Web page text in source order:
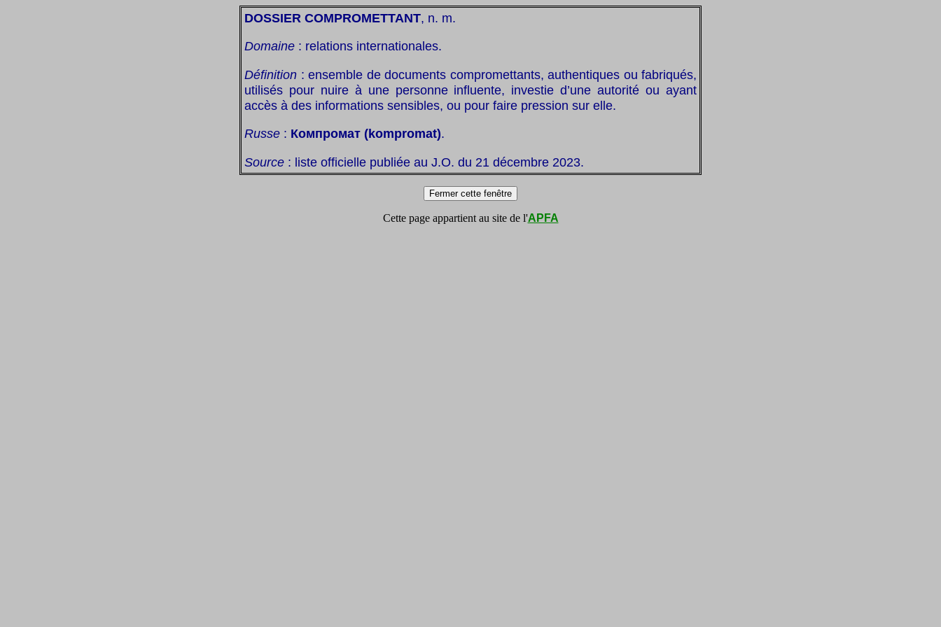
DOSSIER COMPROMETTANT, n. m.
Domaine : relations internationales.
Définition : ensemble de documents compromettants, authentiques ou fabriqués,
utilisés pour nuire à une personne influente, investie d’une autorité ou ayant
accès à des informations sensibles, ou pour faire pression sur elle.
Russe : Компромат (kompromat).
Source : liste officielle publiée au J.O. du 21 décembre 2023.
Cette page appartient au site de l'APFA